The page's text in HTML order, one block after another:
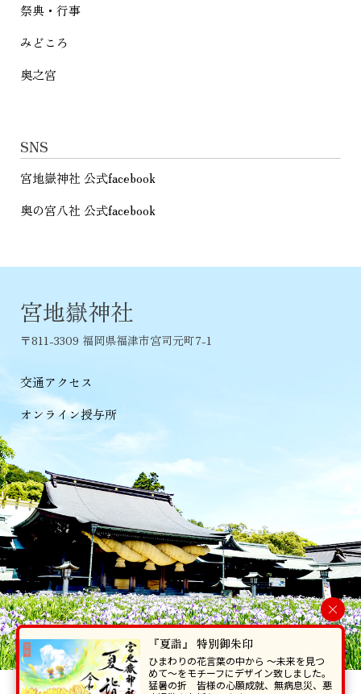
祭典・行事
みどころ
奥之宮
SNS
宮地嶽神社 公式facebook
奥の宮八社 公式facebook
宮地嶽神社
〒811-3309 福岡県福津市宮司元町7-1
交通アクセス
オンライン授与所
当ホームページで掲載の写真・イラスト等を無断で転写･複製することを
×
『夏詣』 特別御朱印
ひまわりの花言葉の中から 〜未来を見つ
めて〜をモチーフにデザイン致しました。
猛暑の折 皆様の心願成就、無病息災、悪